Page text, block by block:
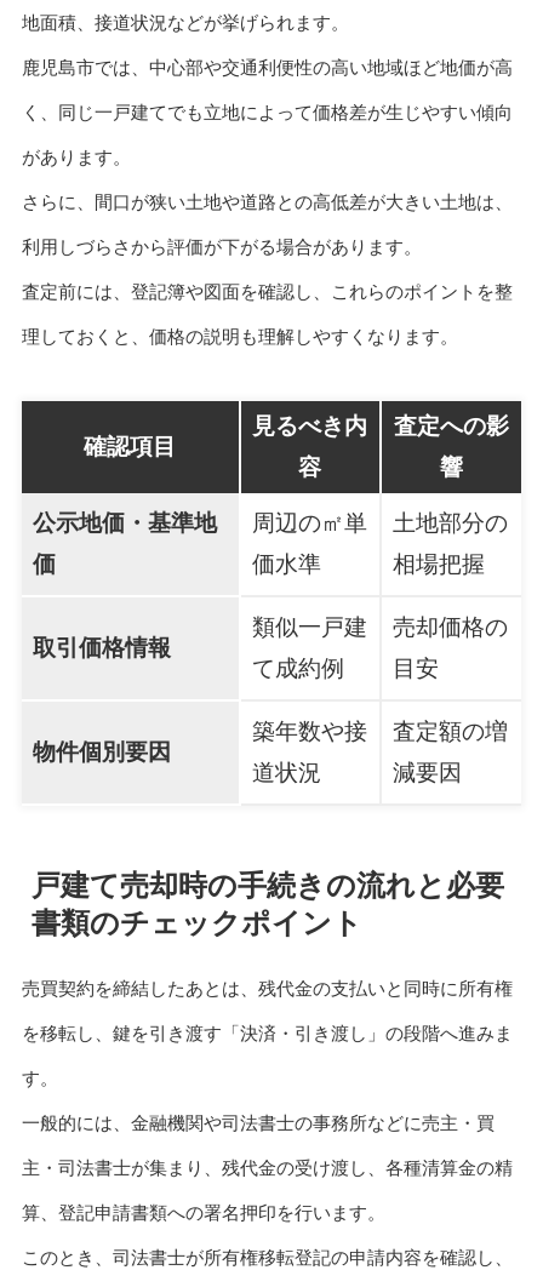
地面積、接道状況などが挙げられます。
鹿児島市では、中心部や交通利便性の高い地域ほど地価が高
く、同じ一戸建てでも立地によって価格差が生じやすい傾向
があります。
さらに、間口が狭い土地や道路との高低差が大きい土地は、
利用しづらさから評価が下がる場合があります。
査定前には、登記簿や図面を確認し、これらのポイントを整
理しておくと、価格の説明も理解しやすくなります。
確認項目
見るべき内
容
査定への影
響
公示地価・基準地
価
周辺の㎡単
価水準
土地部分の
相場把握
取引価格情報
類似一戸建
て成約例
売却価格の
目安
物件個別要因
築年数や接
道状況
査定額の増
減要因
戸建て売却時の手続きの流れと必要
書類のチェックポイント
売買契約を締結したあとは、残代金の支払いと同時に所有権
を移転し、鍵を引き渡す「決済・引き渡し」の段階へ進みま
す。
一般的には、金融機関や司法書士の事務所などに売主・買
主・司法書士が集まり、残代金の受け渡し、各種清算金の精
算、登記申請書類への署名押印を行います。
このとき、司法書士が所有権移転登記の申請内容を確認し、